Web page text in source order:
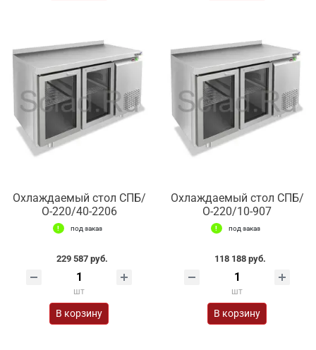
Охлаждаемый стол СПБ/
О-220/40-2206
под заказ
229 587 руб.
шт
В корзину
Охлаждаемый стол СПБ/
О-220/10-907
под заказ
118 188 руб.
шт
В корзину